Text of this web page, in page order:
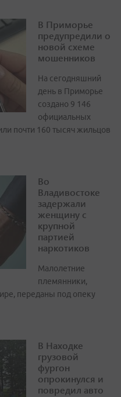
В Приморье
предупредили о
новой схеме
мошенников
На сегодняшний
день в Приморье
создано 9 146
официальных
почти 160 тысяч жильцов
Во
Владивостоке
задержали
женщину с
крупной
партией
наркотиков
Малолетние
племянники,
переданы под опеку
В Находке
грузовой
фургон
опрокинулся и
повредил авто